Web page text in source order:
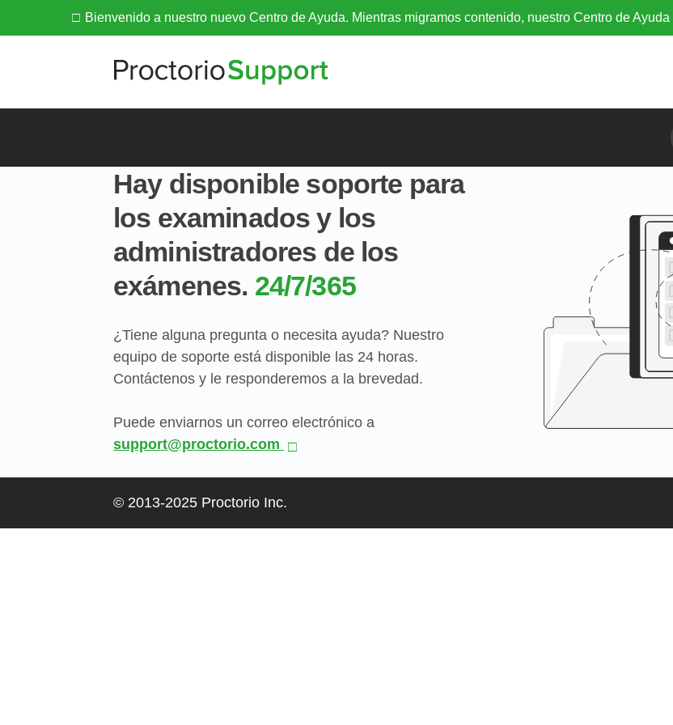
Skip to main content
Bienvenido a nuestro nuevo Centro de Ayuda. Mientras migramos contenido, nuestro Centro de
Hay disponible soporte para
los examinados y los
administradores de los
exámenes. 24/7/365
¿Tiene alguna pregunta o necesita ayuda? Nuestro
equipo de soporte está disponible las 24 horas.
Contáctenos y le responderemos a la brevedad.
Puede enviarnos un correo electrónico a
support@proctorio.com
© 2013-2025 Proctorio Inc.